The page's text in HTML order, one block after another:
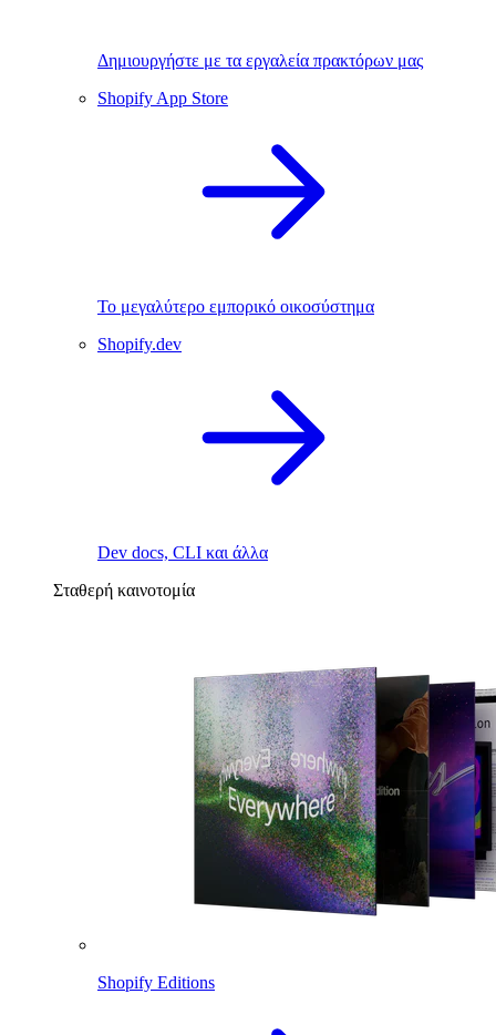
Δημιουργήστε με τα εργαλεία πρακτόρων μας
Shopify App Store
Το μεγαλύτερο εμπορικό οικοσύστημα
Shopify.dev
Dev docs, CLI και άλλα
Σταθερή καινοτομία
Shopify Editions